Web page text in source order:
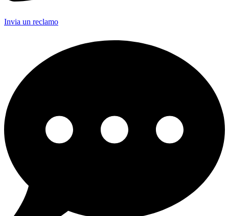
Invia un reclamo